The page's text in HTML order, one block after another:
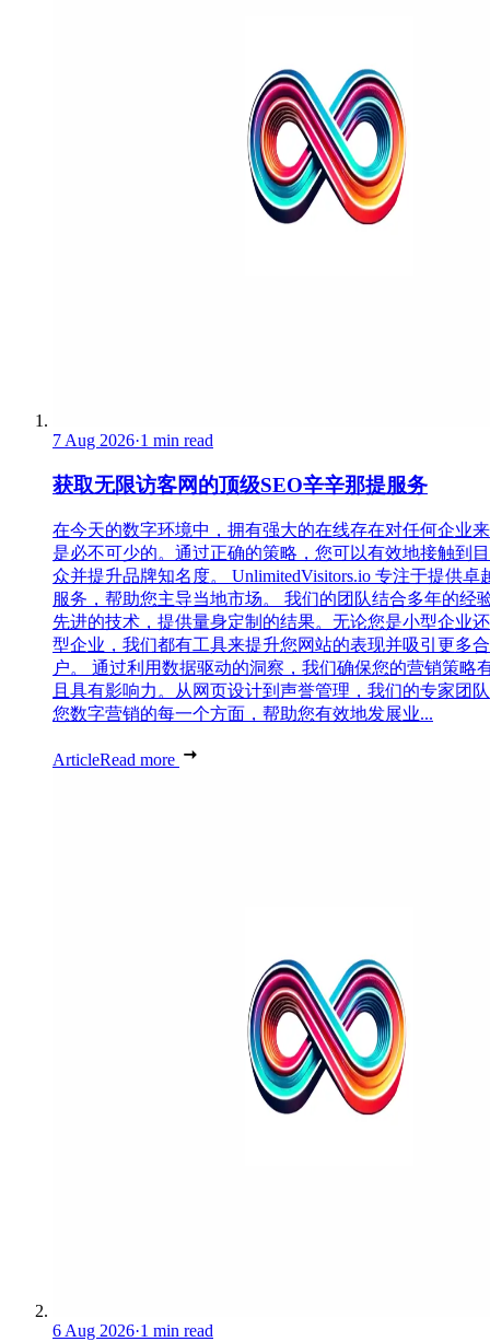
7 Aug 2026·1 min read
获取无限访客网的顶级SEO辛辛那提服务
在今天的数字环境中，拥有强大的在线存在对任何企业
是必不可少的。通过正确的策略，您可以有效地接触到
众并提升品牌知名度。 UnlimitedVisitors.io 专注于提供卓
服务，帮助您主导当地市场。 我们的团队结合多年的经
先进的技术，提供量身定制的结果。无论您是小型企业
型企业，我们都有工具来提升您网站的表现并吸引更多
户。 通过利用数据驱动的洞察，我们确保您的营销策略
且具有影响力。从网页设计到声誉管理，我们的专家团
您数字营销的每一个方面，帮助您有效地发展业...
ArticleRead more
6 Aug 2026·1 min read